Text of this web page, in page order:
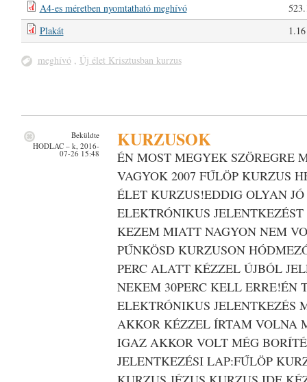
A4-es méretben nyomtatható meghívó
Plakát
meghívó Új élet Krisztusban kurzus
KURZUSOK
ÉN MOST MEGYEK SZÖREGRE
VAGYOK 2007 FŰLÖP KURZUS
ÉLET KURZUS!EDDIG OLYAN
ELEKTRÓNIKUS
KEZEM MIATT NAGYON NEM
PŰNKÖSD KURZUSON
PERC ALATT KÉZZEL ÚJBÓL
NEKEM 30PERC KELL ERRE!ÉN
ELEKTRÓNIKUS JELENTKEZÉS
AKKOR KÉZZEL ÍRTAM VOLNA
IGAZ AKKOR VOLT MÉG
JELENTKEZÉSI LAP:FŰLÖP
Beküldte
HODLAC– k, 2016-
07-26 15:48